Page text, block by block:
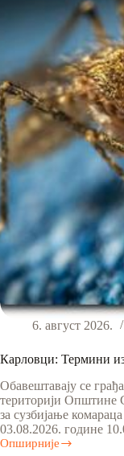
6. август 2026.
Карловци: Термини
Обавештавају се
територији Општине
за сузбијање
03.08.2026. године
Опширније
Карловци: